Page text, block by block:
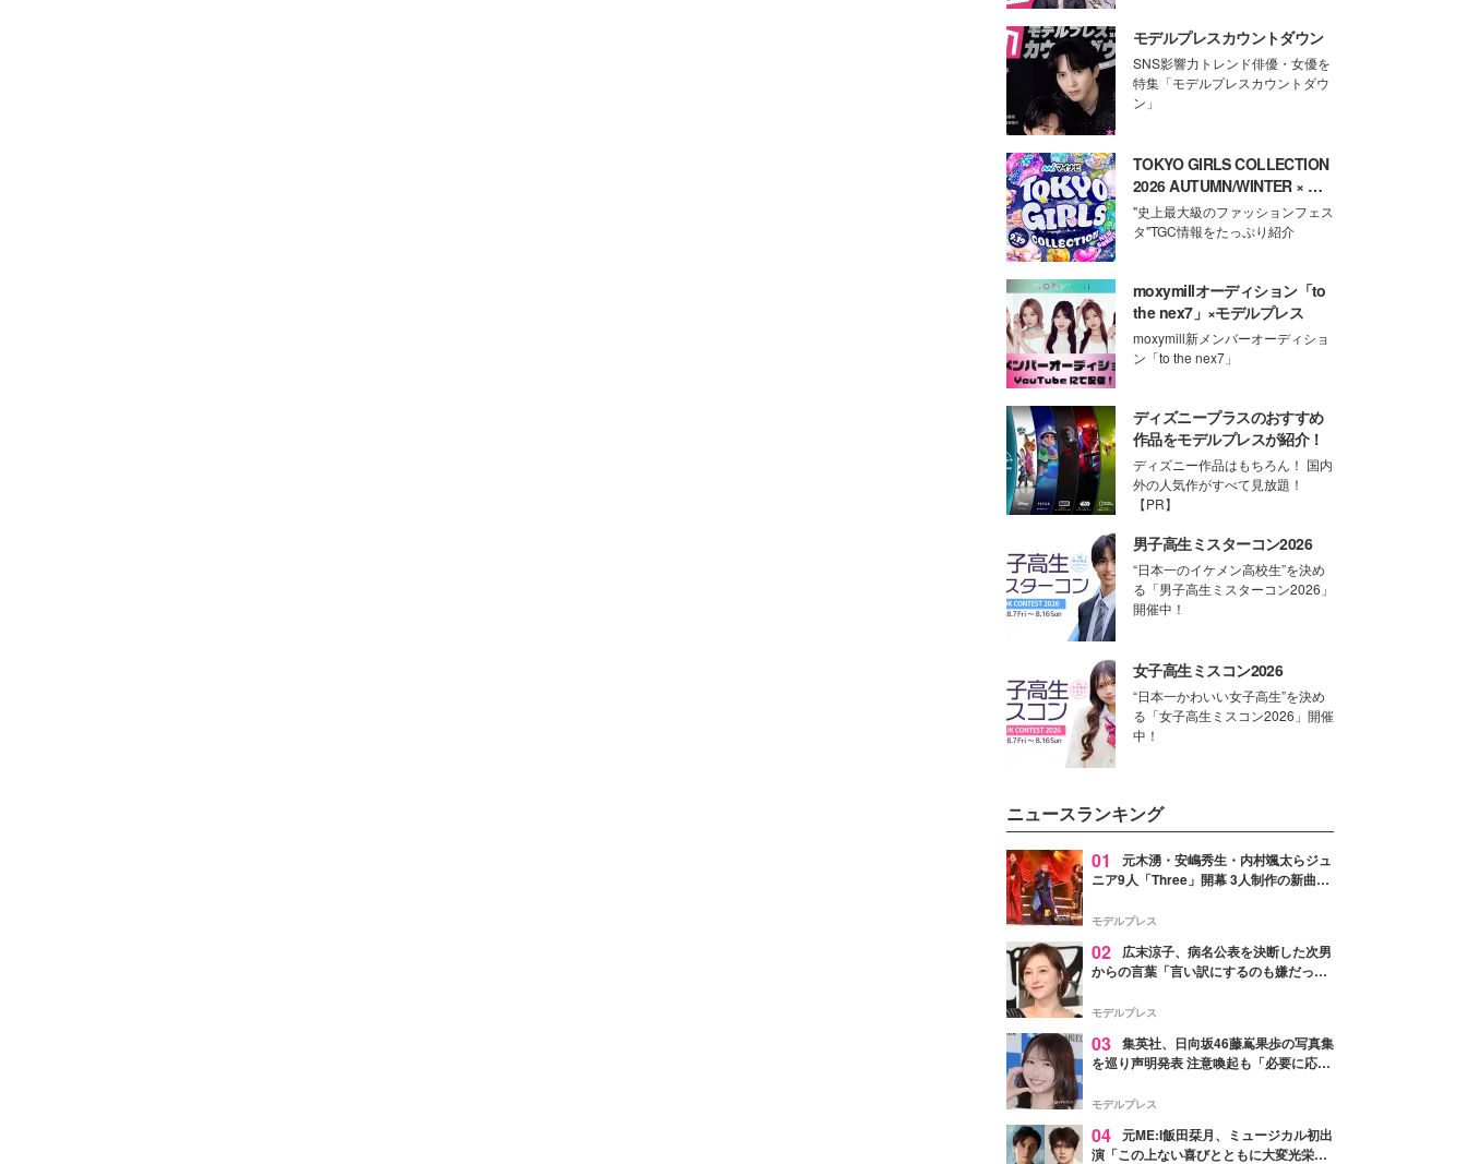
モデルプレスカウントダウン
SNS影響力トレンド俳優・女優を
特集「モデルプレスカウントダウ
ン」
TOKYO GIRLS COLLECTION
2026 AUTUMN/WINTER × モ
デルプレス
"史上最大級のファッションフェス
タ"TGC情報をたっぷり紹介
moxymillオーディション「to
the nex7」×モデルプレス
moxymill新メンバーオーディショ
ン「to the nex7」
ディズニープラスのおすすめ
作品をモデルプレスが紹介！
ディズニー作品はもちろん！ 国内
外の人気作がすべて見放題！
【PR】
男子高生ミスターコン2026
“日本一のイケメン高校生”を決め
る「男子高生ミスターコン2026」
開催中！
女子高生ミスコン2026
“日本一かわいい女子高生”を決め
る「女子高生ミスコン2026」開催
中！
ニュースランキング
01
元木湧・安嶋秀生・内村颯太らジュ
ニア9人「Three」開幕 3人制作の新曲＆
進んで夢を掴みたい」【ゲネプロレポ】
モデルプレス
02
広末涼子、病名公表を決断した次男
からの言葉「言い訳にするのも嫌だっ
モデルプレス
03 集英社、日向坂46藤嶌果歩の写真集
を巡り声明発表 注意喚起も「必要に応じ
モデルプレス
04 元ME:I飯田栞月、ミュージカル初出
演「この上ない喜びとともに大変光栄」